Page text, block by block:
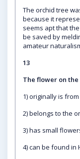
The orchid tree
because it
seems apt that
be saved by
amateur
13
The flower on
1) originally is
2) belongs to the
3) has small
4) can be found in